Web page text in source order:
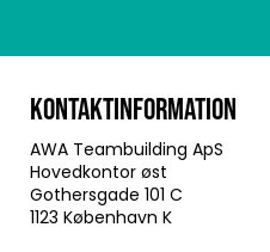
KONTAKTINFORMATION
AWA Teambuilding ApS
Hovedkontor øst
Gothersgade 101 C
1123 København K